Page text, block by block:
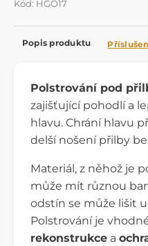
Kód: HGO17
Popis produktu
Polstrování pod
zajišťující pohodlí a
hlavu. Chrání hlavu
delší nošení přilby
Materiál, z něhož je
může mít různou
odstín se může lišit
Polstrování je
rekonstrukce a